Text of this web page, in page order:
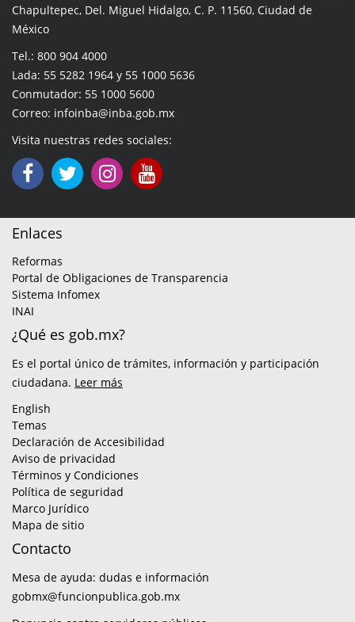
Chapultepec, Del. Miguel Hidalgo, C. P. 11560, Ciudad de
México
Tel.: 800 904 4000
Lada: 55 5282 1964 y 55 1000 5636
Conmutador: 55 1000 5600
Correo: infoinba@inba.gob.mx
Visita nuestras redes sociales:
Enlaces
Reformas
Portal de Obligaciones de Transparencia
Sistema Infomex
INAI
¿Qué es gob.mx?
Es el portal único de trámites, información y participación
ciudadana. Leer más
English
Temas
Declaración de Accesibilidad
Aviso de privacidad
Términos y Condiciones
Política de seguridad
Marco Jurídico
Mapa de sitio
Contacto
Mesa de ayuda: dudas e información
gobmx@funcionpublica.gob.mx